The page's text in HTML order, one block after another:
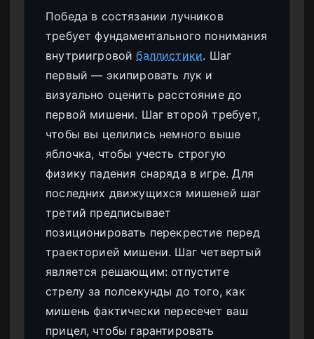
Победа в состязании лучников
требует фундаментального понимания
внутриигровойбаллистики. Шаг
первый — экипировать лук и
визуально оценить расстояние до
первой мишени. Шаг второй требует,
чтобы вы целились немного выше
яблочка, чтобы учесть строгую
физику падения снаряда в игре. Для
последних движущихся мишеней шаг
третий предписывает
позиционировать перекрестие перед
траекторией мишени. Шаг четвертый
является решающим: отпустите
стрелу за полсекунды до того, как
мишень фактически пересечет ваш
прицел, чтобы гарантировать